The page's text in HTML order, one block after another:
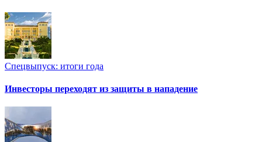
Спецвыпуск: итоги года
Инвесторы переходят из защиты в нападение